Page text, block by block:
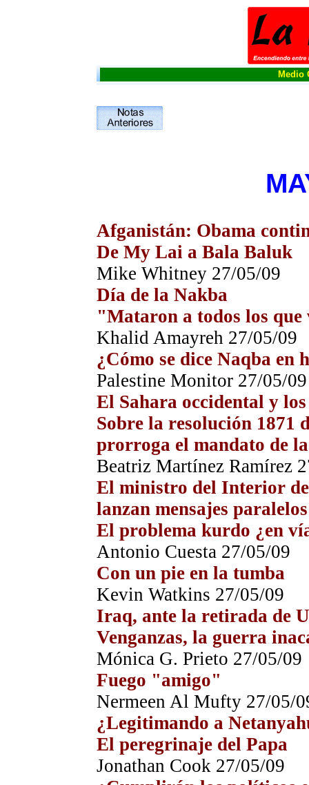
Medio
Afganistán: Obama
De My Lai a Bala Baluk
Mike Whitney 27/05/09
Día de la Nakba
"Mataron a todos los
Khalid Amayreh 27/05/09
¿Cómo se dice Naqba en
Palestine Monitor 27/05/09
El Sahara occidental y
Sobre la resolución 1871
prorroga el mandato de
Beatriz Martínez Ramírez
El ministro del Interior
lanzan mensajes paralelos
El problema kurdo ¿en
Antonio Cuesta 27/05/09
Con un pie en la tumba
Kevin Watkins 27/05/09
Iraq, ante la retirada de
Venganzas, la guerra
Mónica G. Prieto 27/05/09
Fuego "amigo"
Nermeen Al Mufty 27/05/
¿Legitimando a
El peregrinaje del Papa
Jonathan Cook 27/05/09